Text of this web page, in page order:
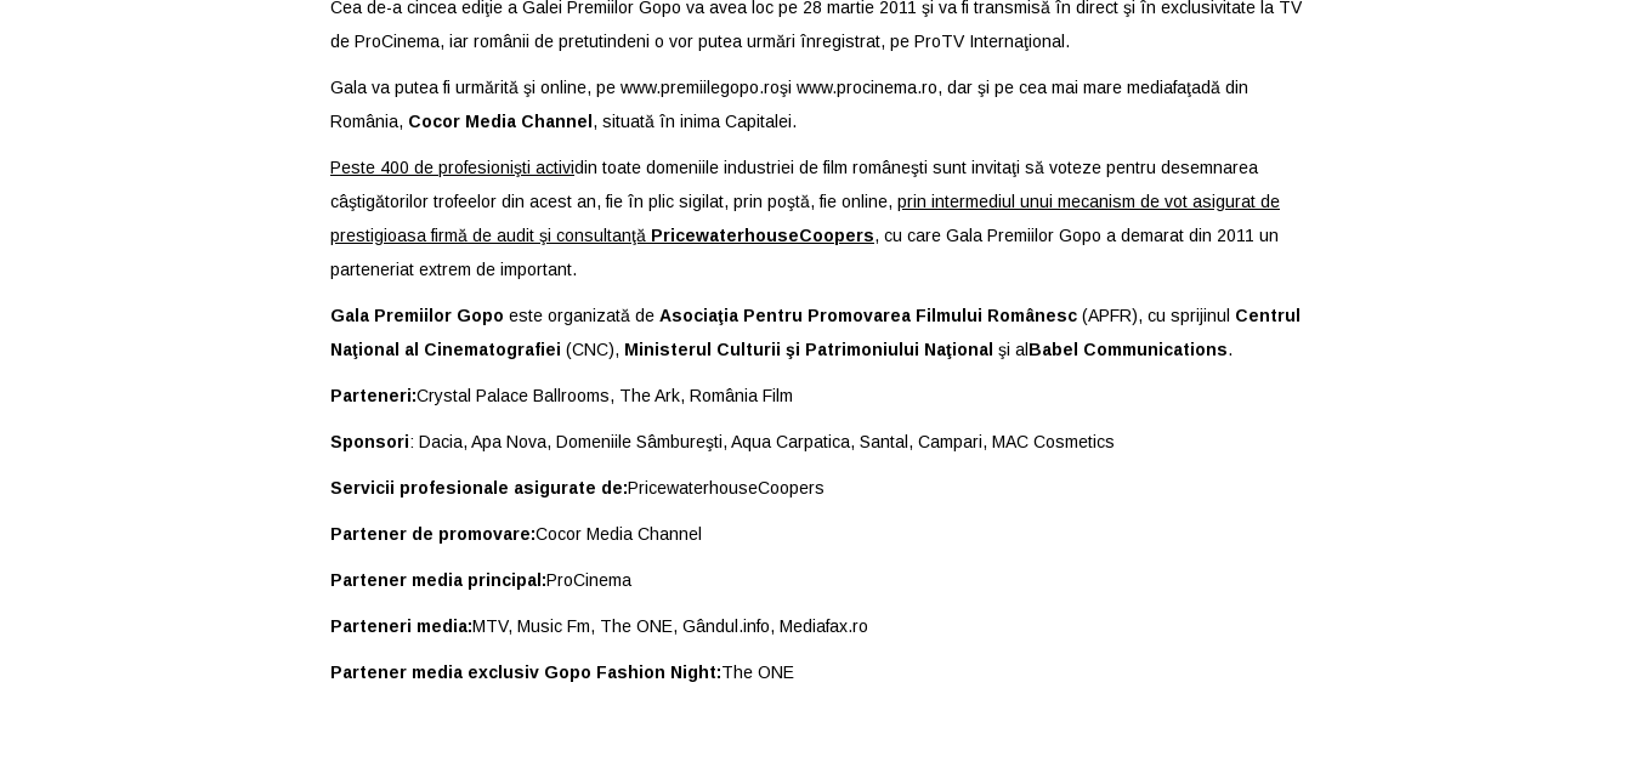
Cea de-a cincea ediţie a Galei Premiilor Gopo va avea loc pe 28 martie 2011 şi va fi transmisă în direct şi în exclusivitate la TV
de ProCinema, iar românii de pretutindeni o vor putea urmări înregistrat, pe ProTV Internaţional.
Gala va putea fi urmărită şi online, pe www.premiilegopo.roşi www.procinema.ro, dar şi pe cea mai mare mediafaţadă din
România, Cocor Media Channel , situată în inima Capitalei.
Peste 400 de profesionişti actividin toate domeniile industriei de film româneşti sunt invitaţi să voteze pentru desemnarea
câştigătorilor trofeelor din acest an, fie în plic sigilat, prin poştă, fie online, prin intermediul unui mecanism de vot asigurat de
prestigioasa firmă de audit şi consultanţă PricewaterhouseCoopers, cu care Gala Premiilor Gopo a demarat din 2011 un
parteneriat extrem de important.
Gala Premiilor Gopo este organizată de Asociaţia Pentru Promovarea Filmului Românesc (APFR), cu sprijinul Centrul
Naţional al Cinematografiei (CNC), Ministerul Culturii şi Patrimoniului Naţional şi al Babel Communications.
Parteneri:Crystal Palace Ballrooms, The Ark, România Film
Sponsori: Dacia, Apa Nova, Domeniile Sâmbureşti, Aqua Carpatica, Santal, Campari, MAC Cosmetics
Servicii profesionale asigurate de:PricewaterhouseCoopers
Partener de promovare:Cocor Media Channel
Partener media principal:ProCinema
Parteneri media:MTV, Music Fm, The ONE, Gândul.info, Mediafax.ro
Partener media exclusiv Gopo Fashion Night:The ONE